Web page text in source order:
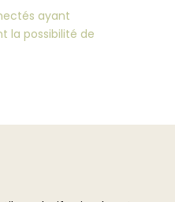
ayant
la possibilité de